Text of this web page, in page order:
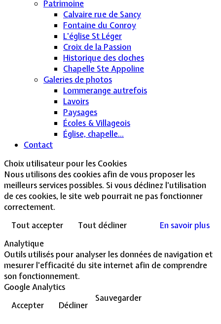
Patrimoine
Calvaire rue de Sancy
Fontaine du Conroy
L'église St Léger
Croix de la Passion
Historique des cloches
Chapelle Ste Appoline
Galeries de photos
Lommerange autrefois
Lavoirs
Paysages
Écoles & Villageois
Église, chapelle...
Contact
Choix utilisateur pour les Cookies
Nous utilisons des cookies afin de vous proposer les
meilleurs services possibles. Si vous déclinez l'utilisation
de ces cookies, le site web pourrait ne pas fonctionner
correctement.
Tout accepter
Tout décliner
En savoir plus
Analytique
Outils utilisés pour analyser les données de navigation et
mesurer l'efficacité du site internet afin de comprendre
son fonctionnement.
Google Analytics
Accepter
Décliner
Sauvegarder